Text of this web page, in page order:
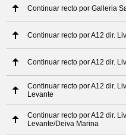
Continuar recto por Galleria
Continuar recto por A12 dir.
Continuar recto por A12 dir.
Continuar recto por A12 dir.
Levante
Continuar recto por A12 dir.
Levante/Deiva Marina